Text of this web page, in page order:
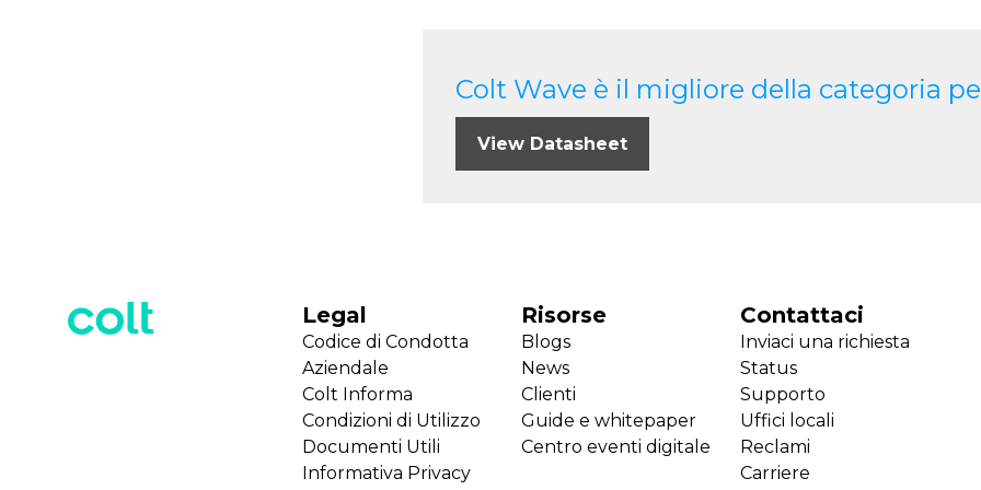
Colt Wave è il migliore della categoria
View Datasheet
Legal
Codice di Condotta
Aziendale
Colt Informa
Condizioni di Utilizzo
Documenti Utili
Informativa Privacy
Risorse
Blogs
News
Clienti
Guide e whitepaper
Centro eventi digitale
Contattaci
Inviaci una richiesta
Status
Supporto
Uffici locali
Reclami
Carriere